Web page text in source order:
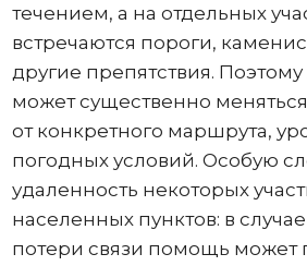
течением, а на отдельных
встречаются пороги,
другие препятствия. Поэтому
может существенно
от конкретного маршрута,
погодных условий. Особую
удаленность некоторых
населенных пунктов: в
потери связи помощь может